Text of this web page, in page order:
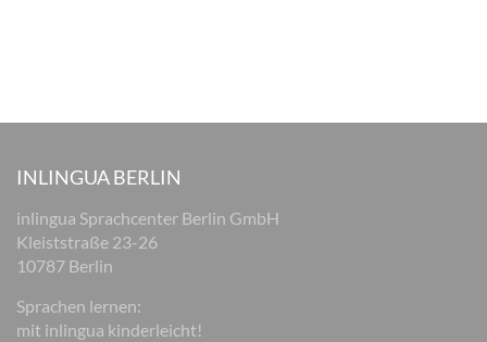
INLINGUA BERLIN
inlingua Sprachcenter Berlin GmbH
Kleiststraße 23-26
10787 Berlin
Sprachen lernen:
mit inlingua kinderleicht!